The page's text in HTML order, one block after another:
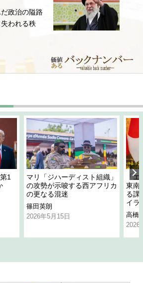
政治の隘路
われる秩
1
マリ「ジハーディスト組織」
の攻勢が示唆する西アフリカ
の更なる混迷
篠田英朗
2026年5月15日
「
東南
る課
イラ
高橋
2026